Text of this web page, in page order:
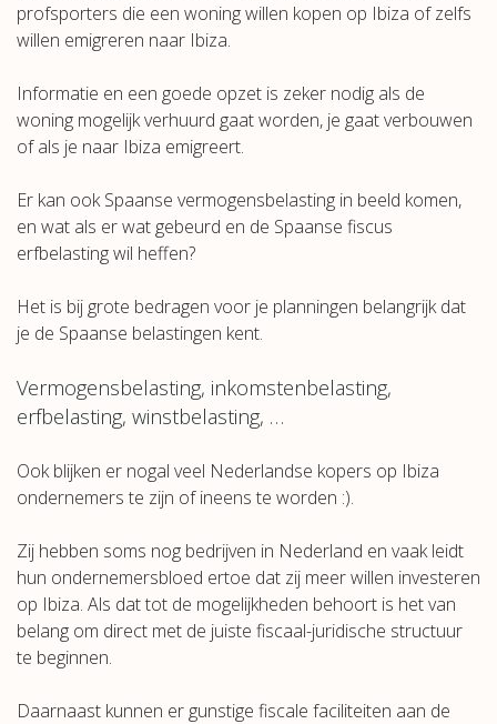
profsporters die een woning willen kopen op Ibiza of zelfs
willen emigreren naar Ibiza.
Informatie en een goede opzet is zeker nodig als de
woning mogelijk verhuurd gaat worden, je gaat verbouwen
of als je naar Ibiza emigreert.
Er kan ook Spaanse vermogensbelasting in beeld komen,
en wat als er wat gebeurd en de Spaanse fiscus
erfbelasting wil heffen?
Het is bij grote bedragen voor je planningen belangrijk dat
je de Spaanse belastingen kent.
Vermogensbelasting, inkomstenbelasting,
erfbelasting, winstbelasting, …
Ook blijken er nogal veel Nederlandse kopers op Ibiza
ondernemers te zijn of ineens te worden :).
Zij hebben soms nog bedrijven in Nederland en vaak leidt
hun ondernemersbloed ertoe dat zij meer willen investeren
op Ibiza. Als dat tot de mogelijkheden behoort is het van
belang om direct met de juiste fiscaal-juridische structuur
te beginnen.
Daarnaast kunnen er gunstige fiscale faciliteiten aan de